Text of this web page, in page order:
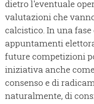
dietro l'eventuale
valutazioni che
calcistico. In una
appuntamenti
future competizioni
iniziativa anche
consenso e di
naturalmente, di